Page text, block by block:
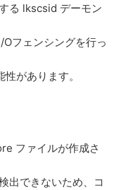
る lkscsid デーモン
フェンシングを行っ
があります。
ファイルが作成さ
出できないため、コ